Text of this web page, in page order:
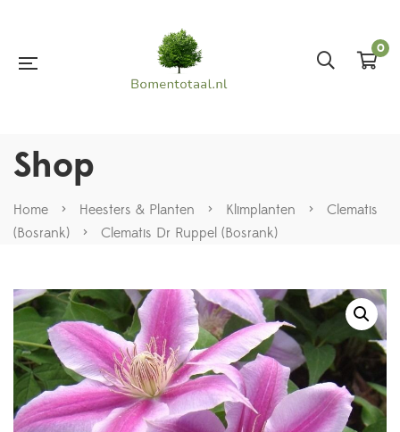
0
Shop
Home > Heesters & Planten > Klimplanten >
Clematis
(Bosrank)
> Clematis Dr Ruppel (Bosrank)